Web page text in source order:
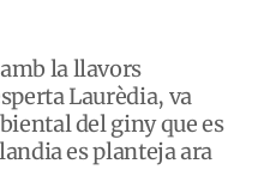
la llavors
Laurèdia, va
del giny que es
es planteja ara